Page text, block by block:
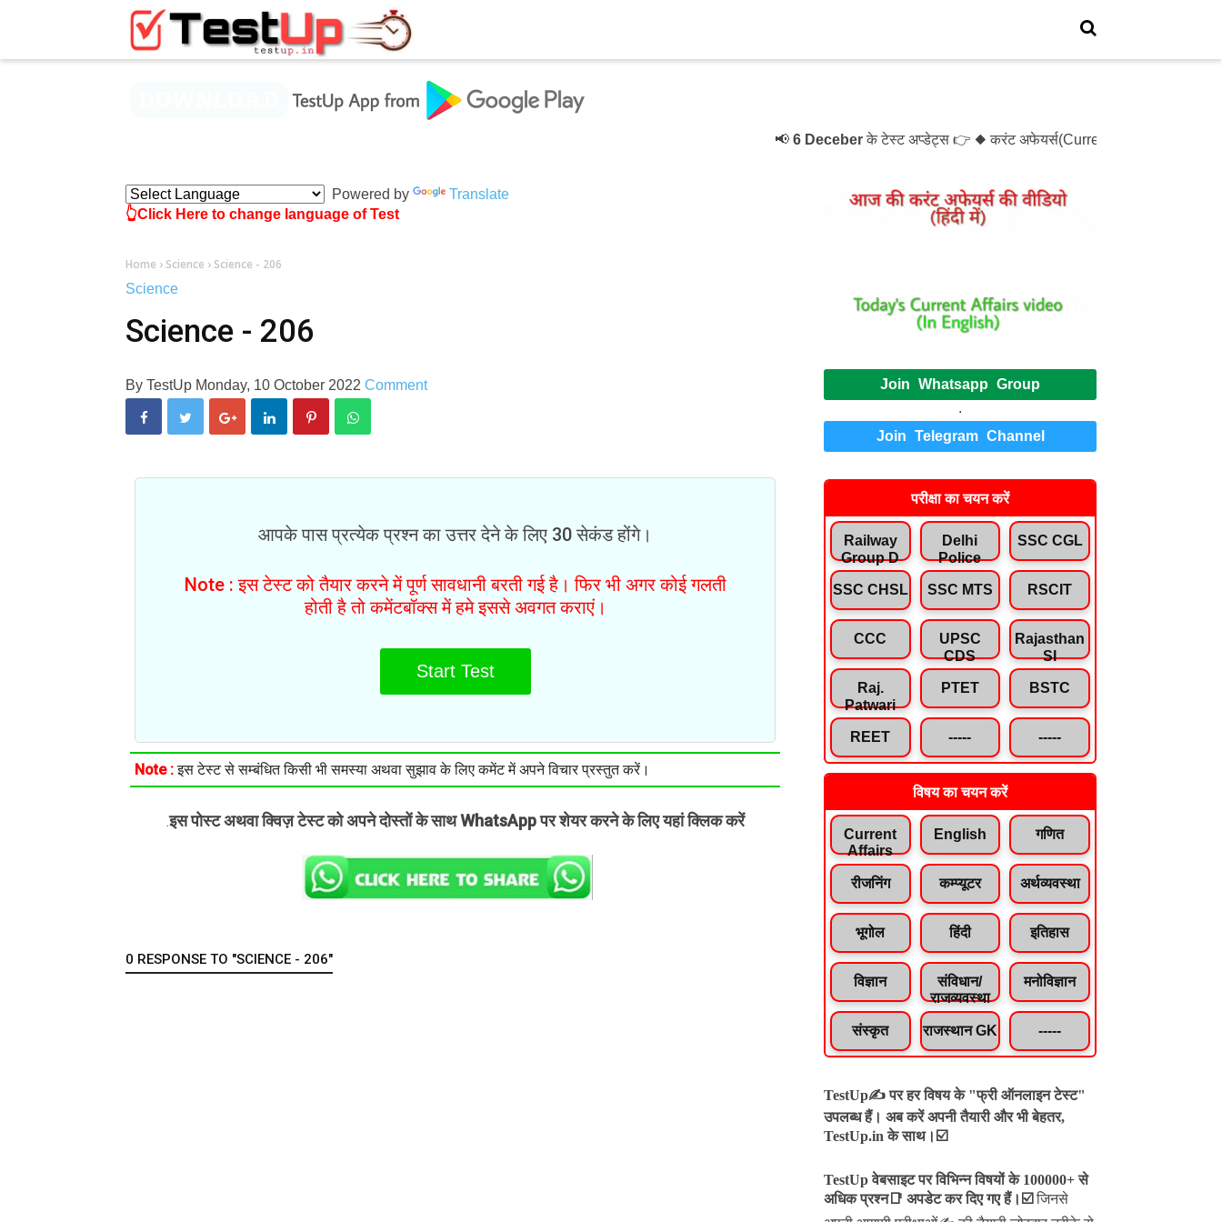
6 Deceberके टेस्ट अप्डेट्स 👉 ◆ करंट अफेयर्स(Current Affairs)- Test- 1214
Powered by
Translate
👆Click Here to change language of Test
Home › Science › Science - 206
Science
Science - 206
By TestUp Monday, 10 October 2022 Comment
आपके पास प्रत्येक प्रश्न का उत्तर देने के लिए 30 सेकंड होंगे।
Note : इस टेस्ट को तैयार करने में पूर्ण सावधानी बरती गई है। फिर भी अगर कोई गलती
होती है तो कमेंटबॉक्स में हमे इससे अवगत कराएं।
Start Test
Note :इस टेस्ट से सम्बंधित किसी भी समस्या अथवा सुझाव के लिए कमेंट में अपने विचार प्रस्तुत करें।
.इस पोस्ट अथवा क्विज़ टेस्ट को अपने दोस्तों के साथ WhatsApp पर शेयर करने के लिए यहां क्लिक करें
0 RESPONSE TO "SCIENCE - 206"
Join Whatsapp Group
.
Join Telegram Channel
परीक्षा का चयन करें
Railway
Group D
Delhi
Police
SSC CGL
SSC CHSL SSC MTS RSCIT
CCC
UPSC
CDS
Rajasthan
SI
Raj.
Patwari
PTET BSTC
REET ----- -----
विषय का चयन करें
Current
Affairs
English गणित
रीजनिंग कम्प्यूटर अर्थव्यवस्था
भूगोल हिंदी इतिहास
विज्ञान
संविधान/
राजव्यवस्था
मनोविज्ञान
संस्कृत राजस्थान GK -----
TestUp✍️ पर हर विषय के "फ्री ऑनलाइन टेस्ट"
उपलब्ध हैं। अब करें अपनी तैयारी और भी बेहतर,
TestUp.in के साथ।☑️
TestUp वेबसाइट पर विभिन्न विषयों के 100000+ से
अधिक प्रश्न📑 अपडेट कर दिए गए हैं। ☑️ जिनसे